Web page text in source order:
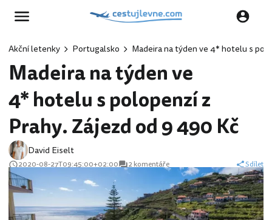
Akční letenky Portugalsko Madeira na týden ve 4* hotelu s
Madeira na týden ve
4* hotelu s polopenzí z
Prahy. Zájezd od 9 490 Kč
David Eiselt
2020-08-27T09:45:00+02:00 2 komentáře Sdílet